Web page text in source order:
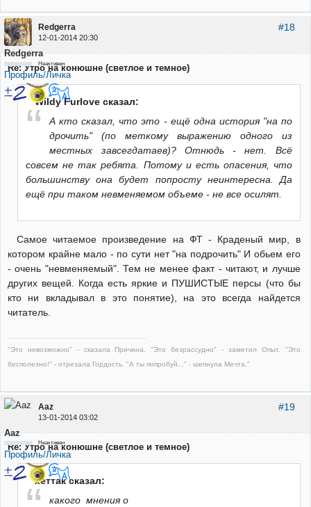
#18
Redgerra
12-01-2014 20:30
Redgerra
Неактивен
Профиль/Личка
Re: Утро на конюшне (светлое и темное)
Wildy Furlove сказал:
А кто сказал, что это - ещё одна история "на по
дрочить" (по меткому выражению одного из
местных завсегдатаев)? Отнюдь - нет. Всё
совсем не так ребята. Потому и есть опасения, что
большинству она будет попросту неинтересна. Да
ещё при таком невменяемом объеме - не все осилят.
Самое читаемое произведение на ФТ - Краденый мир, в
котором крайне мало - по сути нет "на подрочить" И обьем его
- очень "невменяемый". Тем не менее факт - читают, и лучше
других вещей. Когда есть яркие и ПУШИСТЫЕ персы (что бы
кто ни вкладывал в это понятие), на это всегда найдется
читатель.
"Это невозможно" - сказала Причина. "Это безрассудно" - заметил Опыт. "Это
бесполезно!" - отрезала Гордость. "А ты попробуй..." - шепнула Мечта."
#19
Aaz
13-01-2014 03:02
Aaz
Неактивен
Профиль/Личка
Re: Утро на конюшне (светлое и темное)
хеттак сказал:
какого мнения о